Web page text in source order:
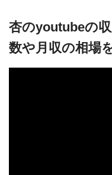
杏のyoutubeの
数や月収の相場